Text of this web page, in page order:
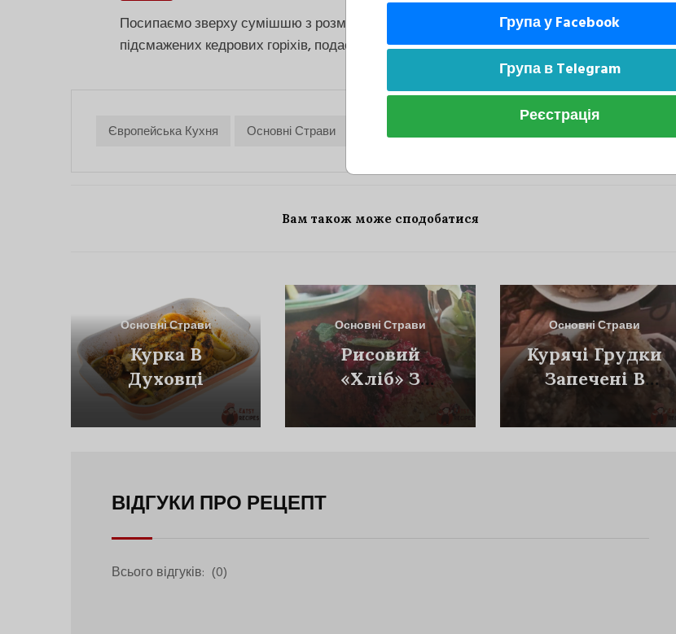
Посипаємо зверху сумішшю з розмарину, що залишився, лимонної цедри і
підсмажених кедрових горіхів, подаємо теплими.
Європейська Кухня Основні Страви
Вам також може сподобатися
Основні Страви
Курка В
Духовці
Основні Страви
Рисовий
«Хліб» З
Грибами Та
Горіхами
Основні Страви
Курячі Грудки
Запечені В
Цибульно-
ВІДГУКИ ПРО РЕЦЕПТ
Всього відгуків: (0)
Група у Facebook
Група в Telegram
Реєстрація